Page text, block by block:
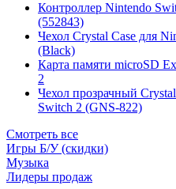
Контроллер Nintendo
(552843)
Чехол Сrystal Сase для
(Black)
Карта памяти microSD
2
Чехол прозрачный
Switch 2 (GNS-822)
Смотреть все
Игры Б/У (скидки)
Музыка
Лидеры продаж